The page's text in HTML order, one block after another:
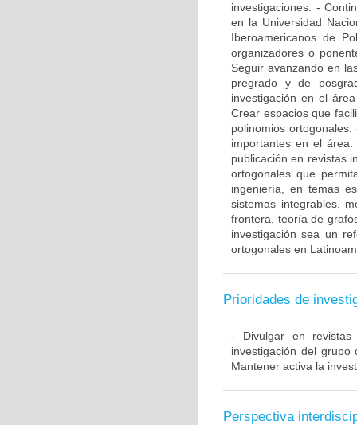
investigaciones. -
en la Universidad
Iberoamericanos de
organizadores o
Seguir avanzando en
pregrado y de
investigación en el
Crear espacios que
polinomios
importantes en el
publicación en revistas
ortogonales que
ingeniería, en temas
sistemas integrables,
frontera, teoría de
investigación sea un
ortogonales en
Prioridades de
- Divulgar en revistas
investigación del
Mantener activa la
Perspectiva